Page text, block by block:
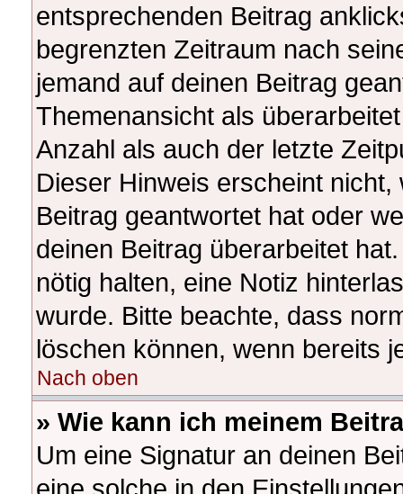
entsprechenden Beitrag
begrenzten Zeitraum nach
jemand auf deinen Beitrag
Themenansicht als
Anzahl als auch der letzte
Dieser Hinweis erscheint
Beitrag geantwortet hat oder
deinen Beitrag überarbeitet
nötig halten, eine Notiz
wurde. Bitte beachte, dass
löschen können, wenn bereits
Nach oben
» Wie kann ich meinem
Um eine Signatur an deinen